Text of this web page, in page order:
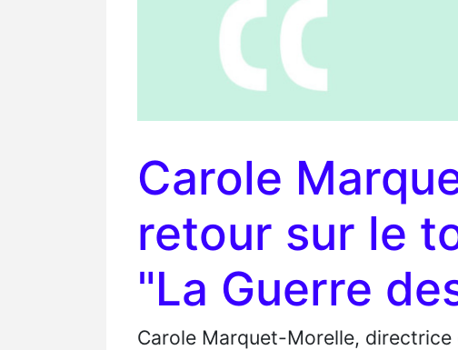
Carole
retour sur le
"La Guerre
Carole Marquet-Morelle, directrice